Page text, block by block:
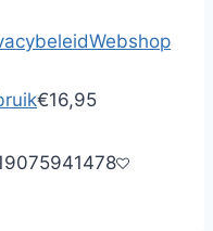
Webshop
€16,95